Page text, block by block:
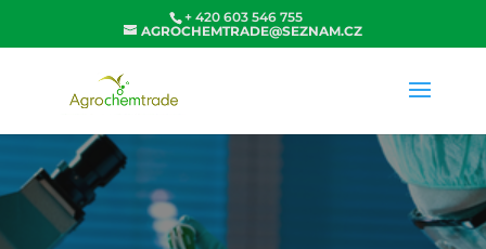
+ 420 603 546 755
AGROCHEMTRADE@SEZNAM.CZ